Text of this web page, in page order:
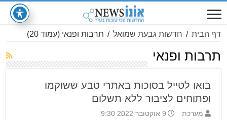
דף הבית / חדשות גבעת שמואל / תרבות ופנאי (עמוד 20)
תרבות ופנאי
בואו לטייל בסוכות באתרי טבע ששוקמו
ופתוחים לציבור ללא תשלום
מערכת 9 אוקטובר 2022 9:30